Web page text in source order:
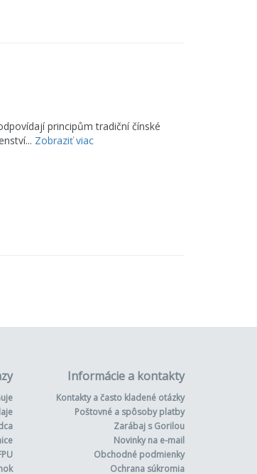
principům tradiční čínské
Zobraziť viac
Informácie a kontakty
Kontakty a často kladené otázky
Poštovné a spôsoby platby
Zarábaj s Gorilou
Novinky na e-mail
Obchodné podmienky
Ochrana súkromia